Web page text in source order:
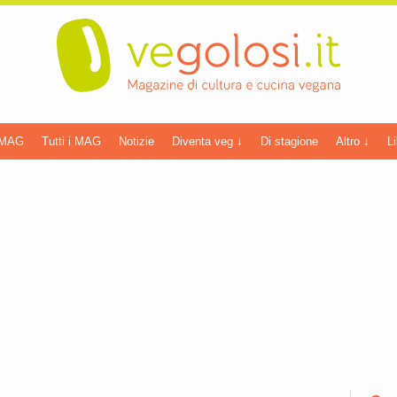
Tutti i MAG Notizie Diventa veg ↓ Di stagione Altro ↓